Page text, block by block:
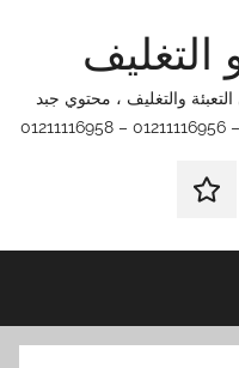
التغليف
والتغليف ، محتوي جبد
اتـصـل
في
التي